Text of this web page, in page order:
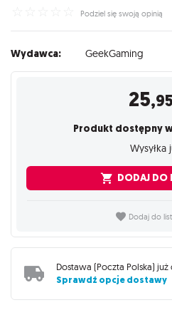
Podziel się swoją opinią
Wydawca: GeekGaming
25,95
Produkt dostępny
Wysyłka
DODAJ DO
Dodaj do
Dostawa (Poczta Polska) już
Sprawdź opcje dostawy